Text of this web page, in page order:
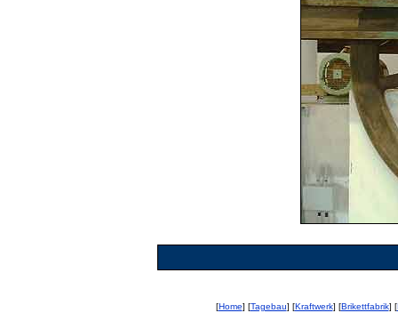
[Home] [Tagebau] [Kraftwerk] [Brikettfabrik] [